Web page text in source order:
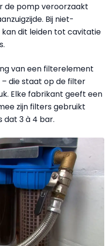
de pomp veroorzaakt
Bij niet-
dit leiden tot cavitatie
van een filterelement
die staat op de filter
Elke fabrikant geeft een
zijn filters gebruikt
dat 3 à 4 bar.